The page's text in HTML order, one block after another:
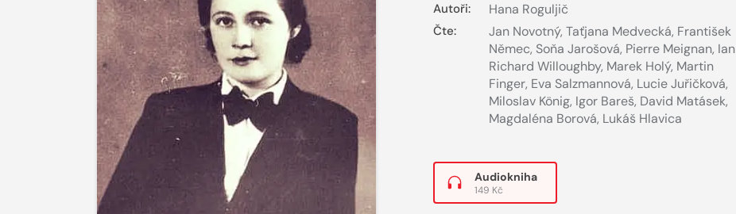
Autoři: Hana Roguljič
Čte: Jan Novotný, Taťjana Medvecká, František
Němec, Soňa Jarošová, Pierre Meignan, Ian
Richard Willoughby, Marek Holý, Martin
Finger, Eva Salzmannová, Lucie Juřičková,
Miloslav König, Igor Bareš, David Matásek,
Magdaléna Borová, Lukáš Hlavica
Audiokniha
149 Kč